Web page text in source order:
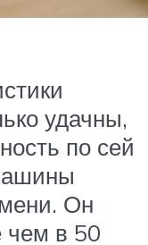
удачны,
по сей
Он
чем в 50